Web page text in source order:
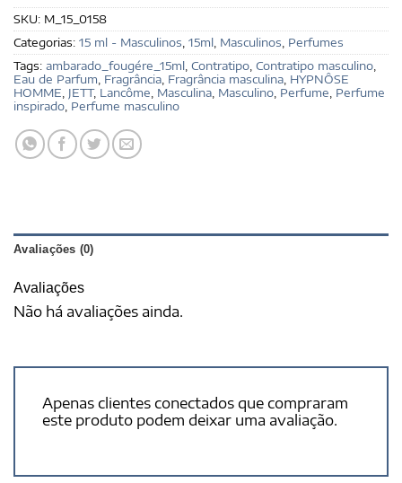
SKU: M_15_0158
Categorias: 15 ml - Masculinos, 15ml, Masculinos, Perfumes
Tags: ambarado_fougére_15ml, Contratipo, Contratipo masculino,
Eau de Parfum, Fragrância, Fragrância masculina, HYPNÔSE
HOMME, JETT, Lancôme, Masculina, Masculino, Perfume, Perfume
inspirado, Perfume masculino
Avaliações (0)
Avaliações
Não há avaliações ainda.
Apenas clientes conectados que compraram
este produto podem deixar uma avaliação.